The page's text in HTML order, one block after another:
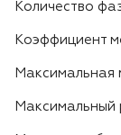
Количество
Коэффициент
Максимальная
Максимальный